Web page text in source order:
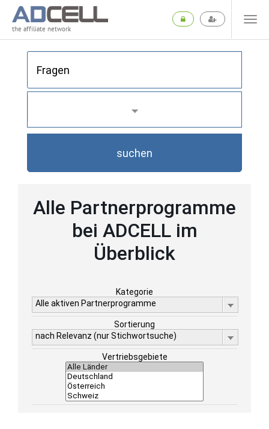
the affiliate network
suchen
Alle Partnerprogramme
bei ADCELL im
Überblick
Kategorie
Alle aktiven Partnerprogramme
Sortierung
nach Relevanz (nur Stichwortsuche)
Vertriebsgebiete